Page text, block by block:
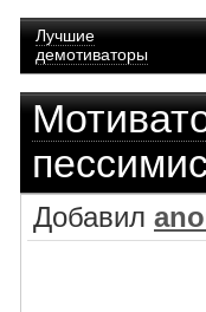
Лучшие
демотиваторы
Добавил